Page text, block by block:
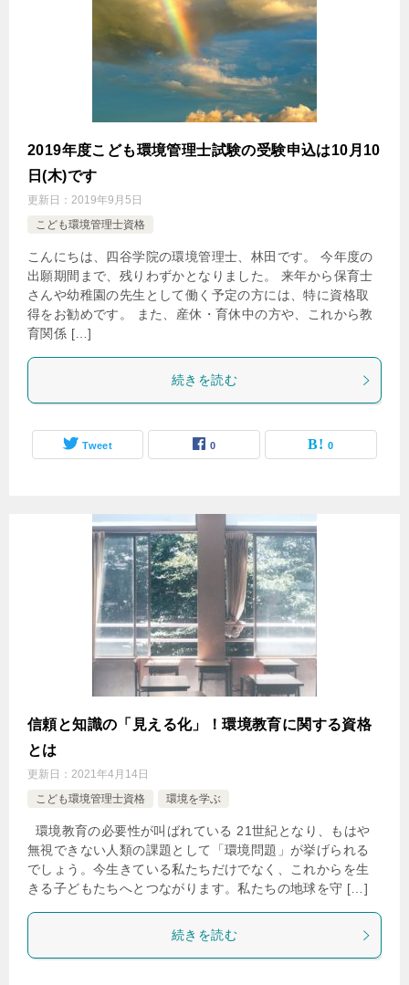
2019年度こども環境管理士試験の受験申込は10月10
日(木)です
更新日： 2019年9月5日
こども環境管理士資格
こんにちは、四谷学院の環境管理士、林田です。 今年度の
出願期間まで、残りわずかとなりました。 来年から保育士
さんや幼稚園の先生として働く予定の方には、特に資格取
得をお勧めです。 また、産休・育休中の方や、これから教
育関係 […]
続きを読む
Tweet 0 0
信頼と知識の「見える化」！環境教育に関する資格
とは
更新日： 2021年4月14日
こども環境管理士資格
環境を学ぶ
環境教育の必要性が叫ばれている 21世紀となり、もはや
無視できない人類の課題として「環境問題」が挙げられる
でしょう。今生きている私たちだけでなく、これからを生
きる子どもたちへとつながります。私たちの地球を守 […]
続きを読む